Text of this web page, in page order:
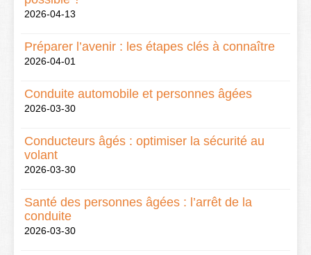
2026-04-13
Préparer l’avenir : les étapes clés à connaître
2026-04-01
Conduite automobile et personnes âgées
2026-03-30
Conducteurs âgés : optimiser la sécurité au
volant
2026-03-30
Santé des personnes âgées : l’arrêt de la
conduite
2026-03-30